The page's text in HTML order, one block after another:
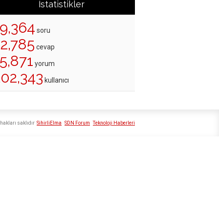
İstatistikler
soru
cevap
yorum
kullanıcı
SihirliElma SDN Forum Teknoloji Haberleri
saklıdır